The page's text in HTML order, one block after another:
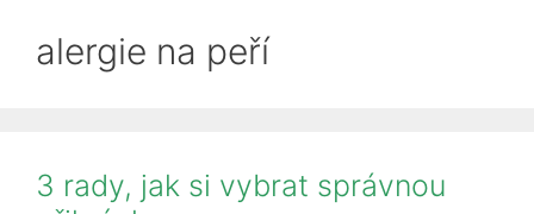
alergie na peří
3 rady, jak si vybrat správnou